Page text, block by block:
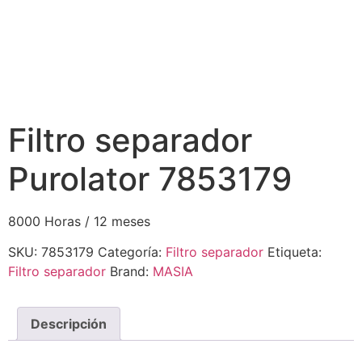
Filtro separador
Purolator 7853179
8000 Horas / 12 meses
SKU: 7853179 Categoría: Filtro separador Etiqueta:
Filtro separador Brand: MASIA
Descripción